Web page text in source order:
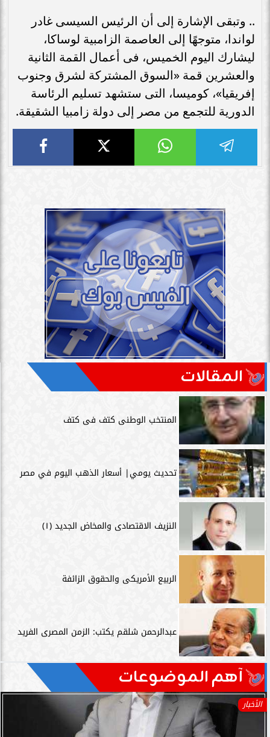
.. وتبقى الإشارة إلى أن الرئيس السيسى غادر
لواندا، متوجهًا إلى العاصمة الزامبية لوساكا،
ليشارك اليوم الخميس، فى أعمال القمة الثانية
والعشرين قمة «السوق المشتركة لشرق وجنوب
إفريقيا»، كوميسا، التى ستشهد تسليم الرئاسة
الدورية للتجمع من مصر إلى دولة زامبيا الشقيقة.
المقالات
المنتخب الوطنى كتف فى كتف
تحديث يومي| أسعار الذهب اليوم في مصر
النزيف الاقتصادى والمخاض الجديد (١)
الربيع الأمريكى والحقوق الزائفة
عبدالرحمن شلقم يكتب: الزمن المصرى الفريد
آهم الموضوعات
الأخبار